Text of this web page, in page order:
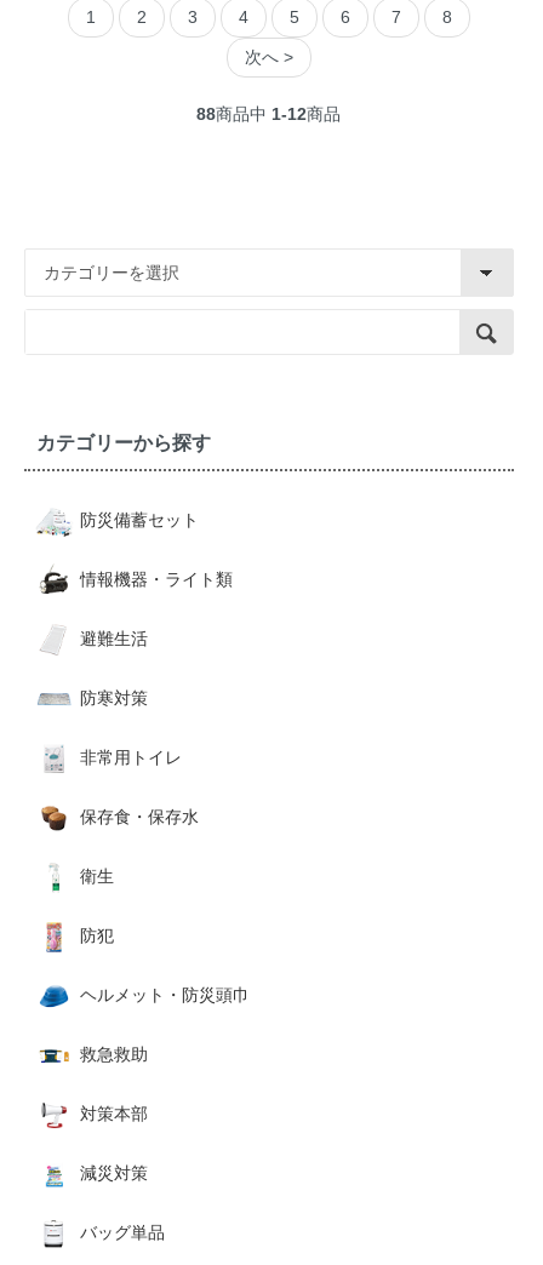
1 2 3 4 5 6 7 8
次へ >
88商品中 1-12商品
カテゴリーから探す
防災備蓄セット
情報機器・ライト類
避難生活
防寒対策
非常用トイレ
保存食・保存水
衛生
防犯
ヘルメット・防災頭巾
救急救助
対策本部
減災対策
バッグ単品